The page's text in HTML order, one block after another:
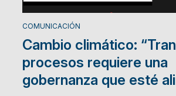
COMUNICACIÓN
Cambio climático:
procesos requiere una
gobernanza que esté